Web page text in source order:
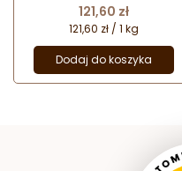
proszku
Cena
121,60 zł
121,60 zł / 1 kg
Dodaj do koszyka